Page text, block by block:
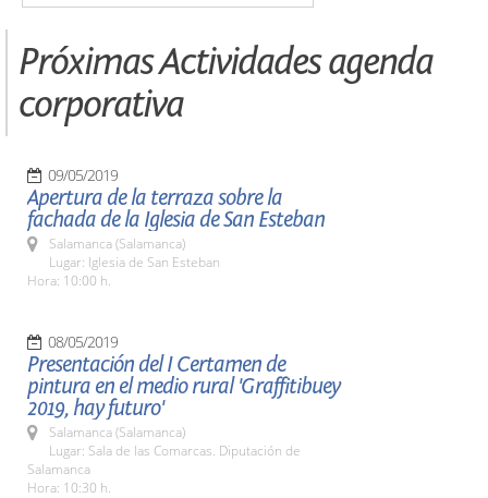
Próximas Actividades agenda
corporativa
09/05/2019
Apertura de la terraza sobre la
fachada de la Iglesia de San Esteban
Salamanca (Salamanca)
Lugar: Iglesia de San Esteban
Hora: 10:00 h.
08/05/2019
Presentación del I Certamen de
pintura en el medio rural 'Graffitibuey
2019, hay futuro'
Salamanca (Salamanca)
Lugar: Sala de las Comarcas. Diputación de
Salamanca
Hora: 10:30 h.